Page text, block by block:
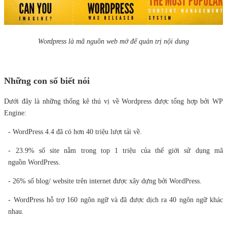
Wordpress là mã nguồn web mở để quản trị nội dung
Những con số biết nói
Dưới đây là những thống kê thú vị về Wordpress được tổng hợp bởi WP
Engine:
- WordPress 4.4 đã có hơn 40 triệu lượt tải về.
- 23.9% số site nằm trong top 1 triệu của thế giới sử dụng mã
nguồn WordPress.
- 26% số blog/ website trên internet được xây dựng bởi WordPress.
- WordPress hỗ trợ 160 ngôn ngữ và đã được dịch ra 40 ngôn ngữ khác
nhau.